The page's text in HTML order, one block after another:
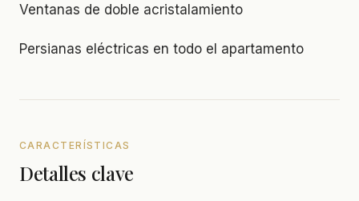
Ventanas de doble acristalamiento
Persianas eléctricas en todo el apartamento
CARACTERÍSTICAS
Detalles clave